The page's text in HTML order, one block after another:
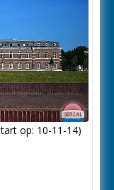
op: 10-11-14)